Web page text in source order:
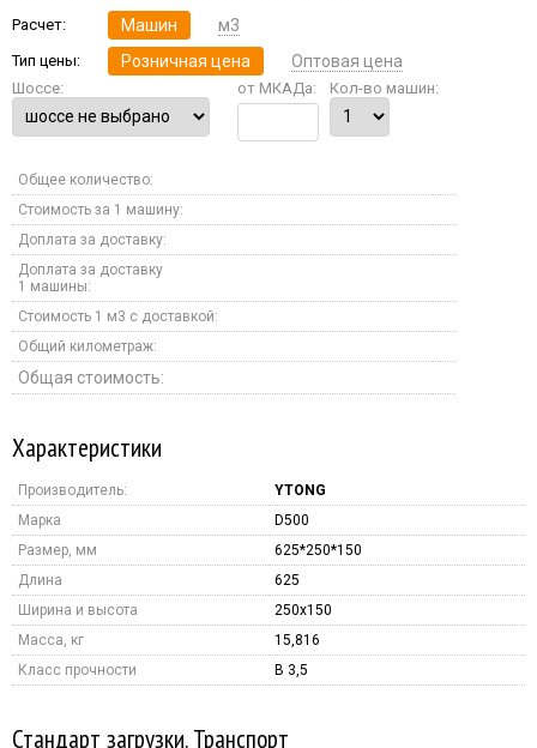
Расчет: Машин м3
Тип цены: Розничная цена Оптовая цена
Шоссе: от МКАДа: Кол-во машин:
Общее количество:
Стоимость за 1 машину:
Доплата за доставку:
Доплата за доставку
1 машины:
Стоимость 1 м3 с доставкой:
Общий километраж:
Общая стоимость:
Характеристики
Производитель:
YTONG
Марка
D500
Размер, мм
625*250*150
Длина
625
Ширина и высота
250x150
Масса, кг
15,816
Класс прочности
B 3,5
Стандарт загрузки. Транспорт